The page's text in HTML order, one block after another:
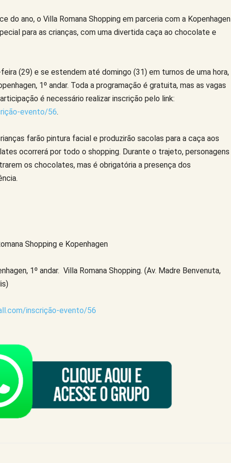
do ano, o Villa Romana Shopping em parceria com a Kopenhagen
para as crianças, com uma divertida caça ao chocolate e
(29) e se estendem até domingo (31) em turnos de uma hora,
1º andar. Toda a programação é gratuita, mas as vagas
é necessário realizar inscrição pelo link:
evento/56.
farão pintura facial e produzirão sacolas para a caça aos
ocorrerá por todo o shopping. Durante o trajeto, personagens
os chocolates, mas é obrigatória a presença dos
Shopping e Kopenhagen
1º andar. Villa Romana Shopping. (Av. Madre Benvenuta,
inscrição-evento/56